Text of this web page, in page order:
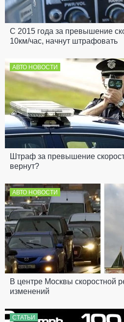
С 2015 года за превышение
10км/час, начнут штрафовать
АВТО НОВОСТИ
Штраф за превышение
вернут?
АВТО НОВОСТИ
В центре Москвы скоростной
изменений
СТАТЬИ